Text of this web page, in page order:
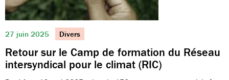
27 juin 2025 Divers
Retour sur le Camp de formation du Réseau
intersyndical pour le climat (RIC)